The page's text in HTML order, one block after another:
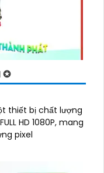
✪
thiết bị chất lượng
HD 1080P, mang
pixel